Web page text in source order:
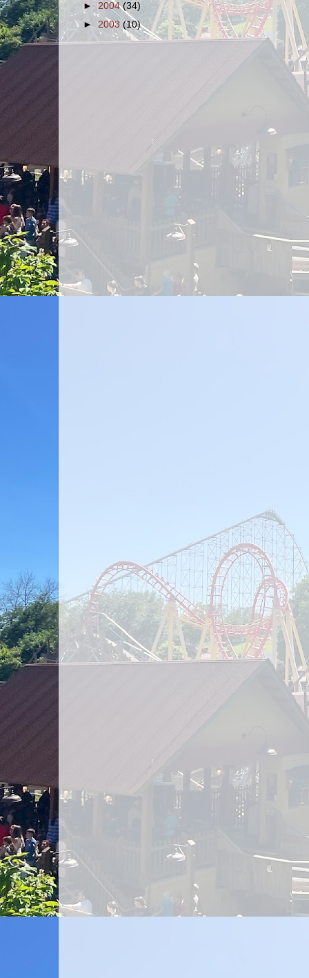
► 2004(34)
► 2003 (10)